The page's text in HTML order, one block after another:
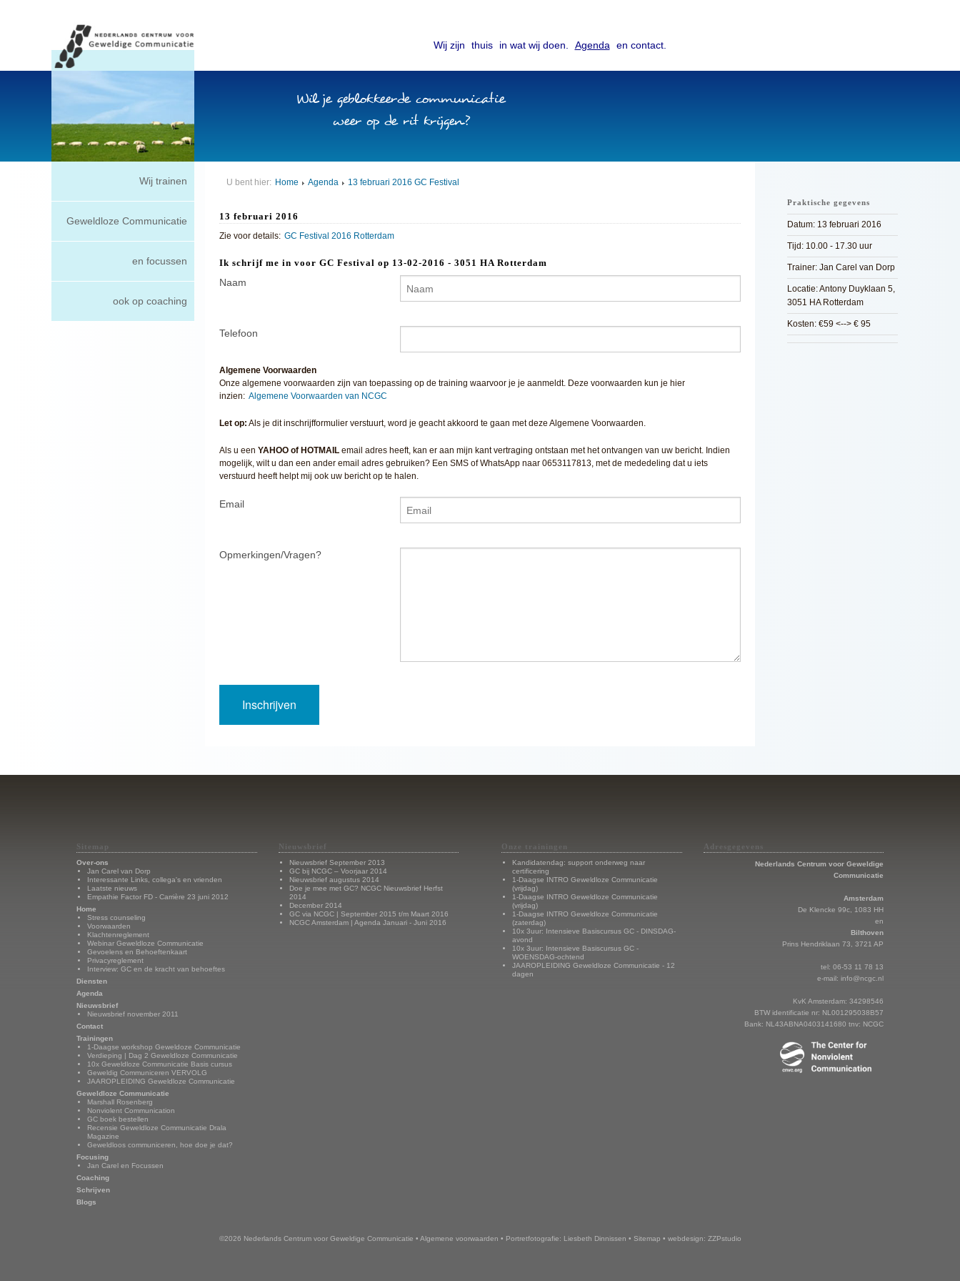
Wij zijn thuis in wat wij doen. Agenda en contact.
Wil je geblokkeerde communicatie
weer op de rit krijgen?
Wij trainen
Geweldloze Communicatie
en focussen
ook op coaching
U bent hier: Home Agenda 13 februari 2016 GC Festival
13 februari 2016
Zie voor details: GC Festival 2016 Rotterdam
Ik schrijf me in voor GC Festival op 13-02-2016 - 3051 HA Rotterdam
Naam
Telefoon
Algemene Voorwaarden
Onze algemene voorwaarden zijn van toepassing op de training waarvoor je je aanmeldt. Deze voorwaarden kun je hier
inzien: Algemene Voorwaarden van NCGC
Let op: Als je dit inschrijfformulier verstuurt, word je geacht akkoord te gaan met deze Algemene Voorwaarden.
Als u een YAHOO of HOTMAIL email adres heeft, kan er aan mijn kant vertraging ontstaan met het ontvangen van uw bericht. Indien
mogelijk, wilt u dan een ander email adres gebruiken? Een SMS of WhatsApp naar 0653117813, met de mededeling dat u iets
verstuurd heeft helpt mij ook uw bericht op te halen.
Email
Opmerkingen/Vragen?
Praktische gegevens
Datum: 13 februari 2016
Tijd: 10.00 - 17.30 uur
Trainer: Jan Carel van Dorp
Locatie: Antony Duyklaan 5,
3051 HA Rotterdam
Kosten: €59 <--> € 95
Sitemap
Over-ons
Jan Carel van Dorp
Interessante Links, collega's en vrienden
Laatste nieuws
Empathie Factor FD - Carrière 23 juni 2012
Home
Stress counseling
Voorwaarden
Klachtenreglement
Webinar Geweldloze Communicatie
Gevoelens en Behoeftenkaart
Privacyreglement
Interview: GC en de kracht van behoeftes
Diensten
Agenda
Nieuwsbrief
Nieuwsbrief november 2011
Contact
Trainingen
1-Daagse workshop Geweldoze Communicatie
Verdieping | Dag 2 Geweldloze Communicatie
10x Geweldloze Communicatie Basis cursus
Geweldig Communiceren VERVOLG
JAAROPLEIDING Geweldloze Communicatie
Geweldloze Communicatie
Marshall Rosenberg
Nonviolent Communication
GC boek bestellen
Recensie Geweldloze Communicatie Drala
Magazine
Geweldloos communiceren, hoe doe je dat?
Focusing
Jan Carel en Focussen
Coaching
Schrijven
Blogs
Nieuwsbrief
Nieuwsbrief September 2013
GC bij NCGC – Voorjaar 2014
Nieuwsbrief augustus 2014
Doe je mee met GC? NCGC Nieuwsbrief Herfst
2014
December 2014
GC via NCGC | September 2015 t/m Maart 2016
NCGC Amsterdam | Agenda Januari - Juni 2016
Onze trainingen
Kandidatendag: support onderweg naar
certificering
1-Daagse INTRO Geweldloze Communicatie
(vrijdag)
1-Daagse INTRO Geweldloze Communicatie
(vrijdag)
1-Daagse INTRO Geweldloze Communicatie
(zaterdag)
10x 3uur: Intensieve Basiscursus GC - DINSDAG-
avond
10x 3uur: Intensieve Basiscursus GC -
WOENSDAG-ochtend
JAAROPLEIDING Geweldloze Communicatie - 12
dagen
Adresgegevens
Nederlands Centrum voor Geweldige
Communicatie
Amsterdam
De Klencke 99c, 1083 HH
en
Bilthoven
Prins Hendriklaan 73, 3721 AP
tel: 06-53 11 78 13
e-mail: info@ncgc.nl
KvK Amsterdam: 34298546
BTW identificatie nr: NL001295038B57
Bank: NL43ABNA0403141680 tnv: NCGC
©2026 Nederlands Centrum voor Geweldige Communicatie • Algemene voorwaarden • Portretfotografie: Liesbeth Dinnissen • Sitemap • webdesign: ZZPstudio